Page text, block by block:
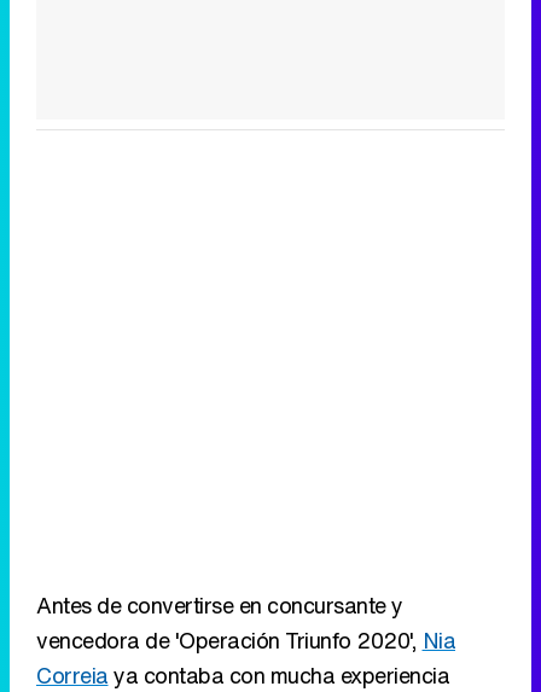
Antes de convertirse en concursante y
vencedora de 'Operación Triunfo 2020', Nia
Correiaya contaba con mucha experiencia